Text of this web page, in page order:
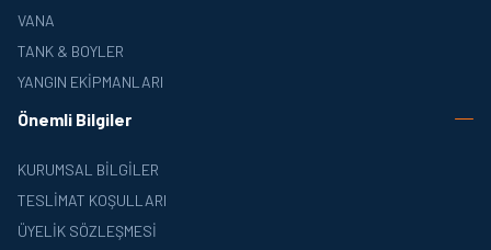
VANA
TANK & BOYLER
YANGIN EKIPMANLARI
Önemli Bilgiler
KURUMSAL BILGILER
TESLIMAT KOŞULLARI
ÜYELIK SÖZLEŞMESI